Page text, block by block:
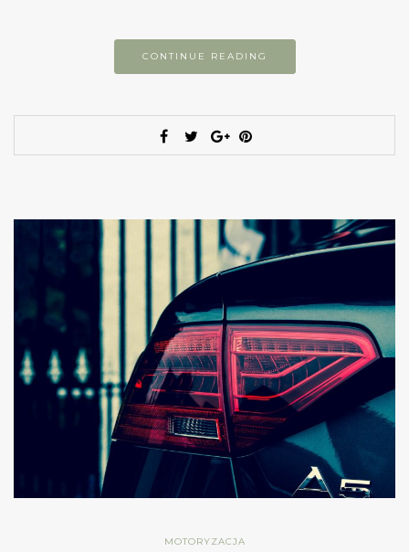
CONTINUE READING
MOTORYZACJA